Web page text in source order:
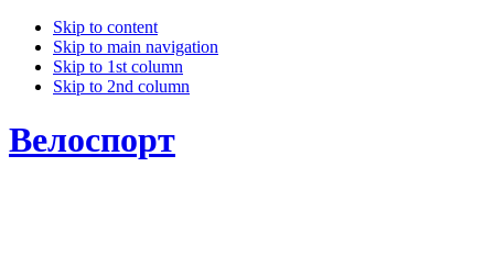
Skip to content
Skip to main navigation
Skip to 1st column
Skip to 2nd column
Велоспорт